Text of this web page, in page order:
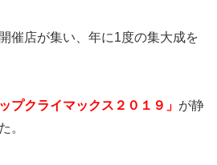
催店が集い、年に1度の集大成を
プクライマックス２０１９」 が静
。